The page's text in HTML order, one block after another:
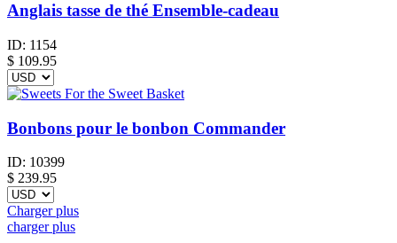
Anglais tasse de thé Ensemble-cadeau
ID: 1154
$ 109.95
Bonbons pour le bonbon Commander
ID: 10399
$ 239.95
Charger plus
charger plus